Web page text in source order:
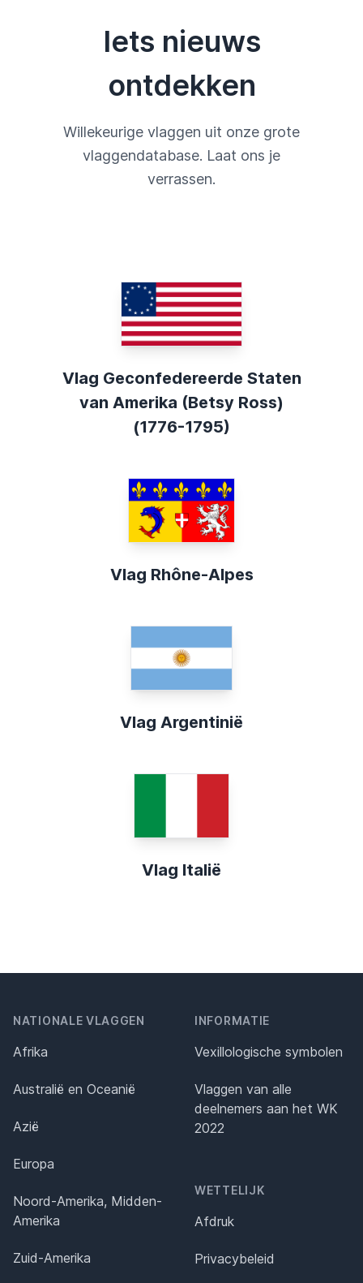
Iets nieuws
ontdekken
Willekeurige vlaggen uit onze grote
vlaggendatabase. Laat ons je
verrassen.
Vlag Geconfedereerde Staten
van Amerika (Betsy Ross)
(1776-1795)
Vlag Rhône-Alpes
Vlag Argentinië
Vlag Italië
NATIONALE VLAGGEN
Afrika
Australië en Oceanië
Azië
Europa
Noord-Amerika, Midden-
Amerika
Zuid-Amerika
INFORMATIE
Vexillologische symbolen
Vlaggen van alle
deelnemers aan het WK
2022
WETTELIJK
Afdruk
Privacybeleid